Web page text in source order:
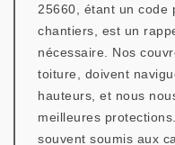
25660, étant un code
chantiers, est un
nécessaire. Nos
toiture, doivent
hauteurs, et nous
meilleures
souvent soumis aux